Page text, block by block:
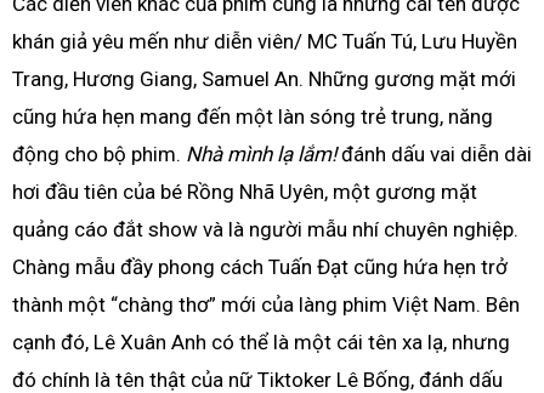
khán giả yêu mến như diễn viên/ MC Tuấn Tú, Lưu Huyền
Trang, Hương Giang, Samuel An. Những gương mặt mới
cũng hứa hẹn mang đến một làn sóng trẻ trung, năng
động cho bộ phim. Nhà mình lạ lắm!đánh dấu vai diễn dài
hơi đầu tiên của bé Rồng Nhã Uyên, một gương mặt
quảng cáo đắt show và là người mẫu nhí chuyên nghiệp.
Chàng mẫu đầy phong cách Tuấn Đạt cũng hứa hẹn trở
thành một “chàng thơ” mới của làng phim Việt Nam. Bên
cạnh đó, Lê Xuân Anh có thể là một cái tên xa lạ, nhưng
đó chính là tên thật của nữ Tiktoker Lê Bống, đánh dấu